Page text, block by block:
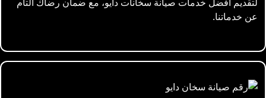
عن خدماتنا.